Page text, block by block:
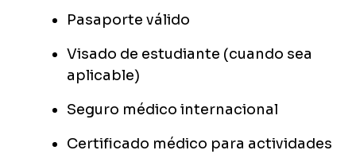
Pasaporte válido
Visado de estudiante (cuando sea
aplicable)
Seguro médico internacional
Certificado médico para actividades